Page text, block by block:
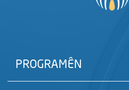
PROGRAMÊN